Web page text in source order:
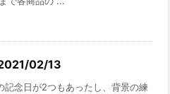
02/13
記念日が2つもあったし、背景の練